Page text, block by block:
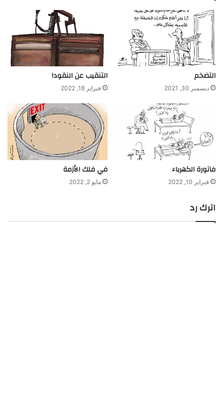
التضخم
ديسمبر 30, 2021
التنقيب عن النقود!
فبراير 18, 2022
فاتورة الكهرباء
فبراير 10, 2022
في فلك الأزمة
مايو 2, 2022
اترك رد